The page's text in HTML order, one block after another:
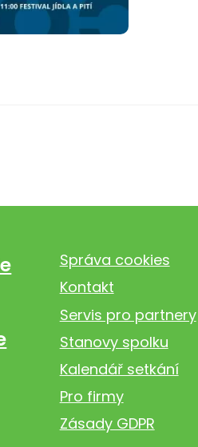
Správa cookies
Kontakt
Servis pro partnery
Stanovy spolku
Kalendář setkání
Pro firmy
Zásady GDPR